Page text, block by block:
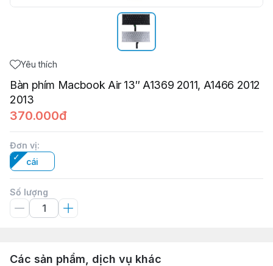
Yêu thích
Bàn phím Macbook Air 13″ A1369 2011, A1466 2012
2013
370.000đ
Đơn vị:
cái
Số lượng
Các sản phẩm, dịch vụ khác